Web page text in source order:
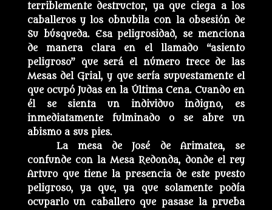
terriblemente destructor, ya que ciega a los
caballeros y los obnubila con la obsesión de
Su búsqueda. Esa peligrosidad, se menciona
de manera clara en el llamado “asiento
peligroso” que será el número trece de las
Mesas del Grial, y que sería supuestamente el
que ocupó Judas en la Última Cena. Cuando en
él se sienta un individuo indigno, es
inmediatamente fulminado o se abre un
abismo a sus pies.
La mesa de José de Arimatea, se
confunde con la Mesa Redonda, donde el rey
Arturo que tiene la presencia de este puesto
peligroso, ya que, ya que solamente podía
ocuparlo un caballero que pasase la prueba